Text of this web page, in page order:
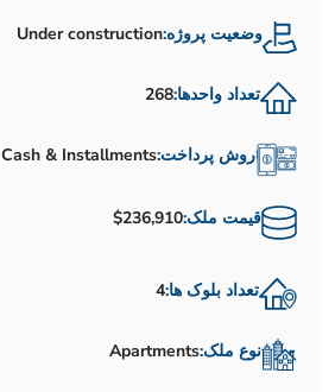
وضعیت پروژه:Under construction
تعداد واحدها:268
روش پرداخت:Cash & Installments
قیمت ملک:$236,910
تعداد بلوک ها:4
نوع ملک:Apartments